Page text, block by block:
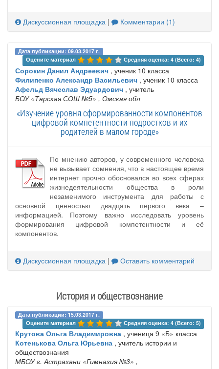
Дискуссионная площадка | Комментарии (1)
Дата публикации: 09.03.2017 г.
Оцените материал
Средняя оценка: 4 (Всего: 4)
Сорокин Данил Андреевич , ученик 10 класса
Филипенко Александр Васильевич , ученик 10 класса
Афельд Вячеслав Эдуардович , учитель
БОУ «Тарская СОШ №5» , Омская обл
«Изучение уровня сформированности компонентов
цифровой компетентности подростков и их
родителей в малом городе»
По мнению авторов, у современного человека
не вызывает сомнения, что в настоящее время
интернет прочно обосновался во всех сферах
жизнедеятельности общества в роли
незаменимого инструмента для работы с
основной ценностью двадцать первого века –
информацией. Поэтому важно исследовать уровень
формирования цифровой компетентности и её
компонентов.
Дискуссионная площадка | Оставить комментарий
История и обществознание
Дата публикации: 15.03.2017 г.
Оцените материал
Средняя оценка: 4 (Всего: 5)
Крутова Ольга Владимировна , ученица 9 «Б» класса
Котенькова Ольга Юрьевна , учитель истории и
обществознания
МБОУ г. Астрахани «Гимназия №3» ,